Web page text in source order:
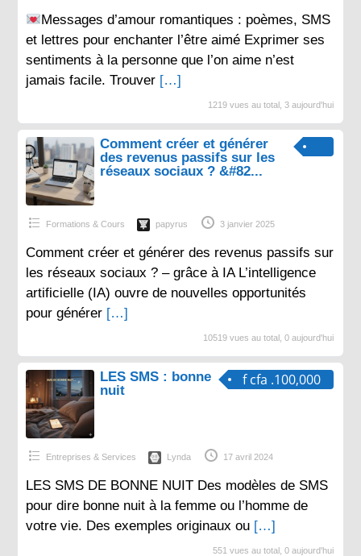
Messages d’amour romantiques : poèmes, SMS
et lettres pour enchanter l’être aimé Exprimer ses
sentiments à la personne que l’on aime n’est
jamais facile. Trouver […]
1219 vues au total, 3 aujourd'hui
Comment créer et générer
des revenus passifs sur les
réseaux sociaux ? &#82...
Formations & Cours papyrus 3 janvier 2025
Comment créer et générer des revenus passifs sur
les réseaux sociaux ? – grâce à IA L’intelligence
artificielle (IA) ouvre de nouvelles opportunités
pour générer […]
10519 vues au total, 0 aujourd'hui
f cfa .100,000
LES SMS : bonne
nuit
Entreprises & Services Lynda 17 avril 2024
LES SMS DE BONNE NUIT Des modèles de SMS
pour dire bonne nuit à la femme ou l’homme de
votre vie. Des exemples originaux ou […]
551 vues au total, 0 aujourd'hui